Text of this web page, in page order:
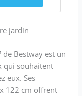
jardin
de Bestway est un
qui souhaitent
eux. Ses
122 cm offrent